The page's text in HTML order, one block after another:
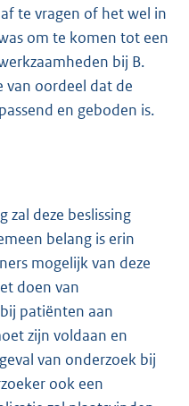
te vragen of het wel in
om te komen tot een
bij B.
van oordeel dat de
en geboden is.
deze beslissing
belang is erin
mogelijk van deze
doen van
patiënten aan
zijn voldaan en
van onderzoek bij
ook een